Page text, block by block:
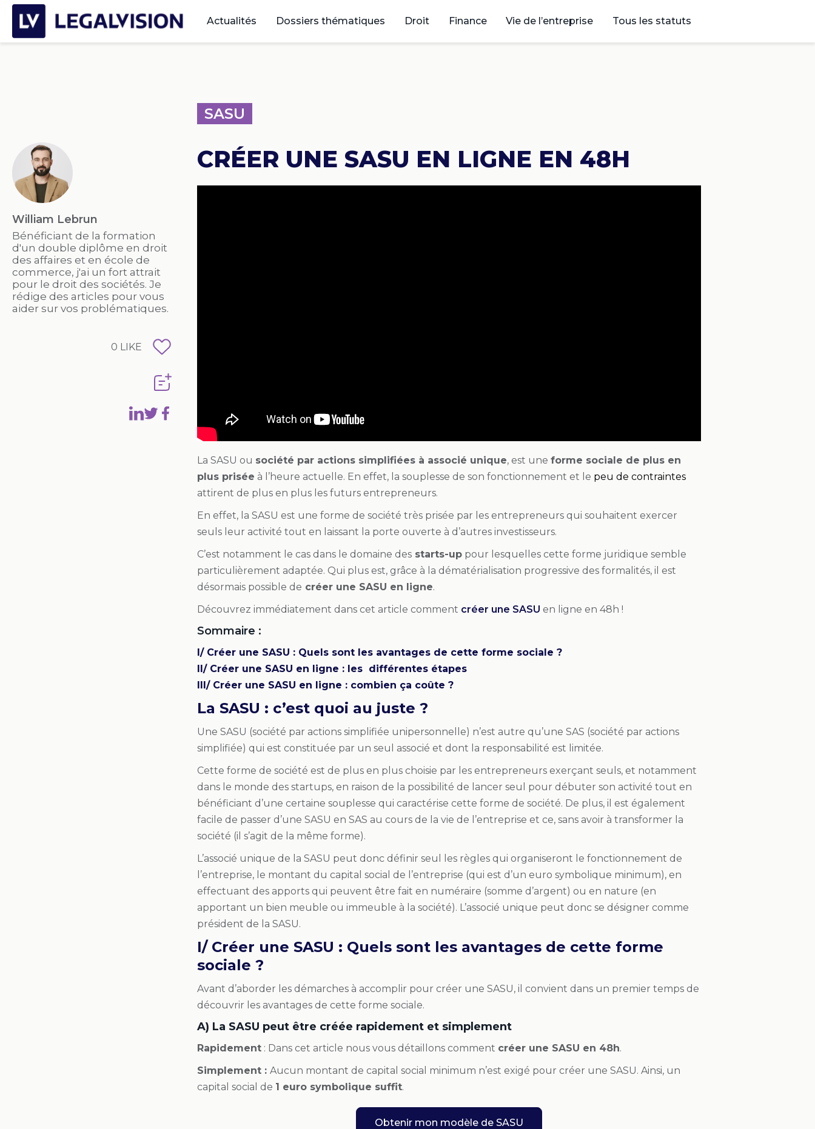
Actualités Dossiers thématiques Droit Finance Vie de l’entreprise Tous les statuts
William Lebrun
Bénéficiant de la formation
d'un double diplôme en droit
des affaires et en école de
commerce, j'ai un fort attrait
pour le droit des sociétés. Je
rédige des articles pour vous
aider sur vos problématiques.
0 LIKE
SASU
CRÉER UNE SASU EN LIGNE EN 48H
La SASU ou société par actions simplifiées à associé unique, est une forme sociale de plus en
plus prisée à l’heure actuelle. En effet, la souplesse de son fonctionnement et le peu de contraintes
attirent de plus en plus les futurs entrepreneurs.
En effet, la SASU est une forme de société très prisée par les entrepreneurs qui souhaitent exercer
seuls leur activité tout en laissant la porte ouverte à d’autres investisseurs.
C’est notamment le cas dans le domaine des starts-up pour lesquelles cette forme juridique semble
particulièrement adaptée. Qui plus est, grâce à la dématérialisation progressive des formalités, il est
désormais possible de créer une SASU en ligne.
Découvrez immédiatement dans cet article comment créer une SASU en ligne en 48h !
Sommaire :
I/ Créer une SASU : Quels sont les avantages de cette forme sociale ?
II/ Créer une SASU en ligne : les différentes étapes
III/ Créer une SASU en ligne : combien ça coûte ?
La SASU : c’est quoi au juste ?
Une SASU (société par actions simplifiée unipersonnelle) n’est autre qu’une SAS (société par actions
simplifiée) qui est constituée par un seul associé et dont la responsabilité est limitée.
Cette forme de société est de plus en plus choisie par les entrepreneurs exerçant seuls, et notamment
dans le monde des startups, en raison de la possibilité de lancer seul pour débuter son activité tout en
bénéficiant d’une certaine souplesse qui caractérise cette forme de société. De plus, il est également
facile de passer d’une SASU en SAS au cours de la vie de l’entreprise et ce, sans avoir à transformer la
société (il s’agit de la même forme).
L’associé unique de la SASU peut donc définir seul les règles qui organiseront le fonctionnement de
l’entreprise, le montant du capital social de l’entreprise (qui est d’un euro symbolique minimum), en
effectuant des apports qui peuvent être fait en numéraire (somme d’argent) ou en nature (en
apportant un bien meuble ou immeuble à la société). L’associé unique peut donc se désigner comme
président de la SASU.
I/ Créer une SASU : Quels sont les avantages de cette forme
sociale ?
Avant d’aborder les démarches à accomplir pour créer une SASU, il convient dans un premier temps de
découvrir les avantages de cette forme sociale.
A) La SASU peut être créée rapidement et simplement
Rapidement : Dans cet article nous vous détaillons comment créer une SASU en 48h.
Simplement : Aucun montant de capital social minimum n’est exigé pour créer une SASU. Ainsi, un
capital social de 1 euro symbolique suffit.
Obtenir mon modèle de SASU